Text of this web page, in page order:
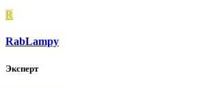
R
RabLampy
Эксперт